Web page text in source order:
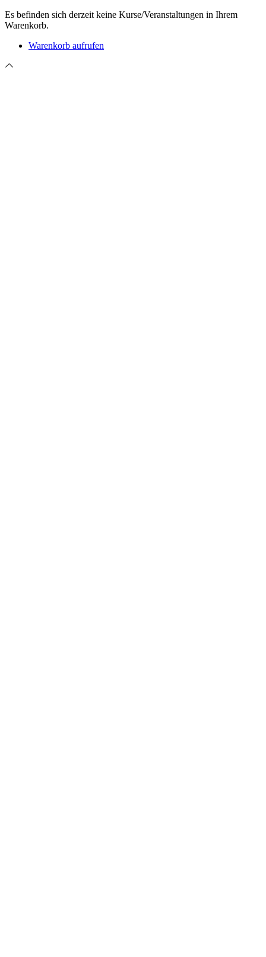
Es befinden sich derzeit keine Kurse/Veranstaltungen in Ihrem
Warenkorb.
Warenkorb aufrufen